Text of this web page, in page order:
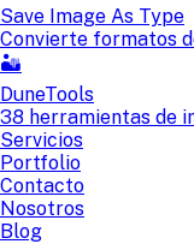
Save Image As Type
Convierte formatos
🏜️
DuneTools
38 herramientas de
Servicios
Portfolio
Contacto
Nosotros
Blog